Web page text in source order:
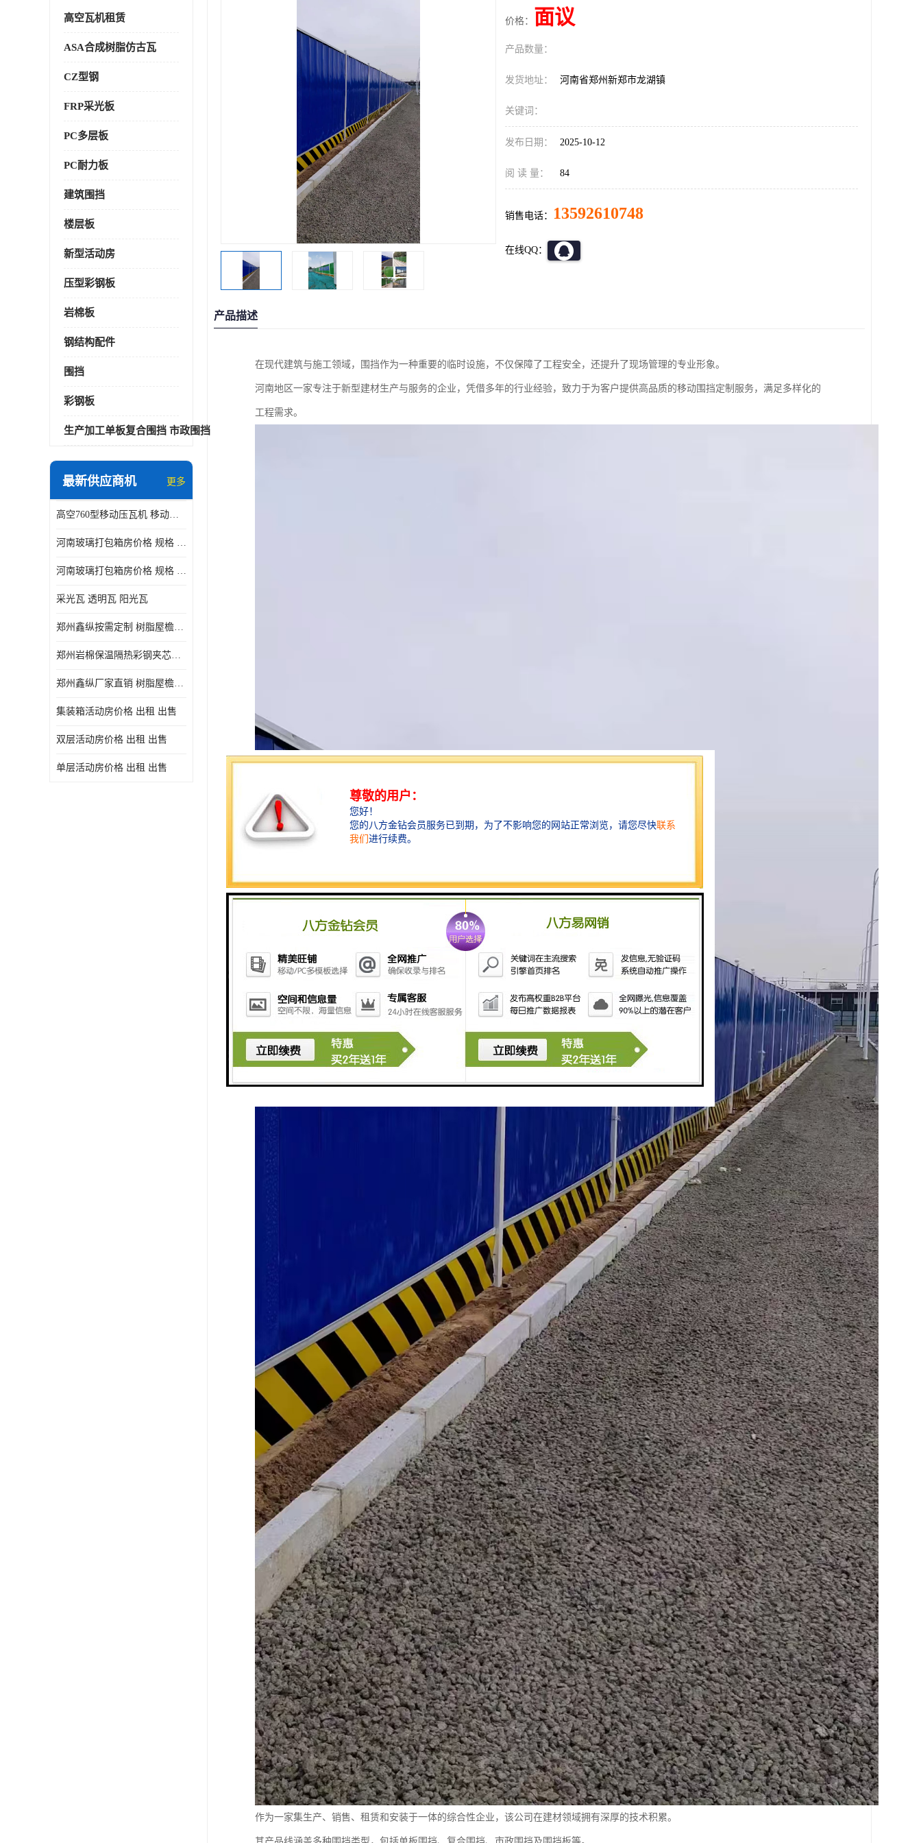
高空瓦机租赁
ASA合成树脂仿古瓦
CZ型钢
FRP采光板
PC多层板
PC耐力板
建筑围挡
楼层板
新型活动房
压型彩钢板
岩棉板
钢结构配件
围挡
彩钢板
生产加工单板复合围挡 市政围挡
最新供应商机 更多
高空760型移动压瓦机 移动升降制瓦设备租赁选郑州鑫纵
河南玻璃打包箱房价格 规格 鑫纵建材按需定制
河南玻璃打包箱房价格 规格 鑫纵建材批发
采光瓦 透明瓦 阳光瓦
郑州鑫纵按需定制 树脂屋檐装饰塑料琉璃瓦片 中式仿古瓦的特点 价格
郑州岩棉保温隔热彩钢夹芯板 郑州鑫纵支持定做
郑州鑫纵厂家直销 树脂屋檐装饰塑料琉璃瓦片 中式仿古瓦的特点 价格
集装箱活动房价格 出租 出售
双层活动房价格 出租 出售
单层活动房价格 出租 出售
价格： 面议
产品数量：
发货地址： 河南省郑州新郑市龙湖镇
关键词：
发布日期： 2025-10-12
阅 读 量： 84
销售电话： 13592610748
在线QQ：
产品描述
在现代建筑与施工领域，围挡作为一种重要的临时设施，不仅保障了工程安全，还提升了现场管理的专业形象。
河南地区一家专注于新型建材生产与服务的企业，凭借多年的行业经验，致力于为客户提供高品质的移动围挡定制服务，满足多样化的
工程需求。
作为一家集生产、销售、租赁和安装于一体的综合性企业，该公司在建材领域拥有深厚的技术积累。